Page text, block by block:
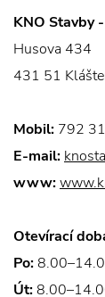
KNO Stavby
Husova 434
431 51
Mobil: 792
E-mail:
www:
Otevírací
Po:
Út: